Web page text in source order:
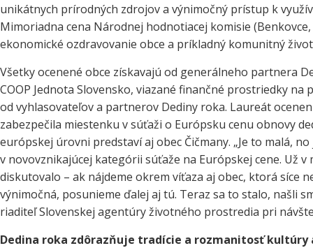
unikátnych prírodných zdrojov a výnimočný prístup k
Mimoriadna cena Národnej hodnotiacej komisie
ekonomické ozdravovanie obce a príkladný komunitný
Všetky ocenené obce získavajú od generálneho partnera
COOP Jednota Slovensko, viazané finančné prostriedky
od vyhlasovateľov a partnerov Dediny roka. Laureát
zabezpečila miestenku v súťaži o Európsku cenu obnovy
európskej úrovni predstaví aj obec Čičmany. „Je to malá,
v novovznikajúcej kategórii súťaže na Európskej cene. Už
diskutovalo – ak nájdeme okrem víťaza aj obec, ktorá síce
výnimočná, posunieme ďalej aj tú. Teraz sa to stalo, našli
riaditeľ Slovenskej agentúry životného prostredia pri
Dedina roka zdôrazňuje tradície a rozmanitosť